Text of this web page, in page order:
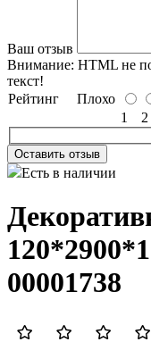
Ваш отзыв
Внимание: HTML не
текст!
Рейтинг Плохо
1
2
Оставить отзыв
Есть в наличии
00001738